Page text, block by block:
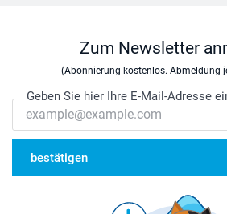
Zum Newsletter
(Abonnierung kostenlos. Abmeldung
Geben Sie hier Ihre E-Mail-Adresse
bestätigen